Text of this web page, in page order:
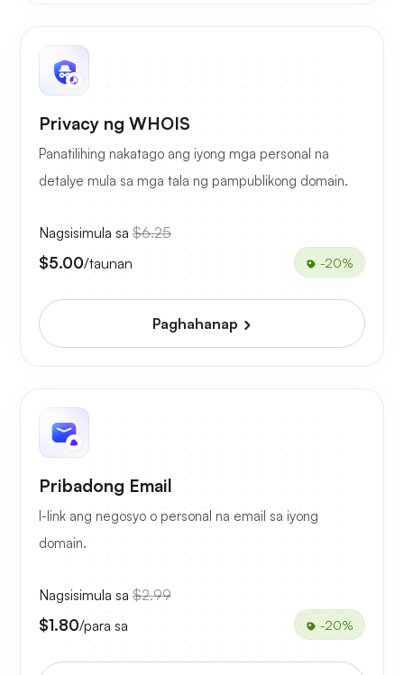
Privacy ng WHOIS
Panatilihing nakatago ang iyong mga personal na
detalye mula sa mga tala ng pampublikong domain.
Nagsisimula sa $6.25
$5.00/taunan -20%
Paghahanap
Pribadong Email
I-link ang negosyo o personal na email sa iyong
domain.
Nagsisimula sa $2.99
$1.80/para sa -20%